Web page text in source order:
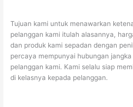
Tujuan kami untuk menawarkan
pelanggan kami itulah alasannya,
dan produk kami sepadan dengan
percaya mempunyai hubungan
pelanggan kami. Kami selalu siap
di kelasnya kepada pelanggan.